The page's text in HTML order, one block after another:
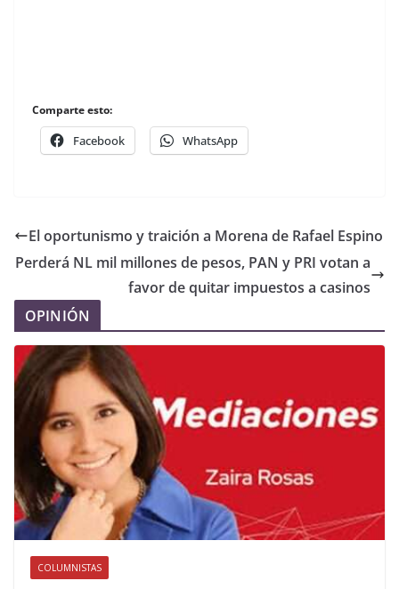
Comparte esto:
Facebook WhatsApp
El oportunismo y traición a Morena de Rafael Espino
Perderá NL mil millones de pesos, PAN y PRI votan a
favor de quitar impuestos a casinos
OPINIÓN
COLUMNISTAS